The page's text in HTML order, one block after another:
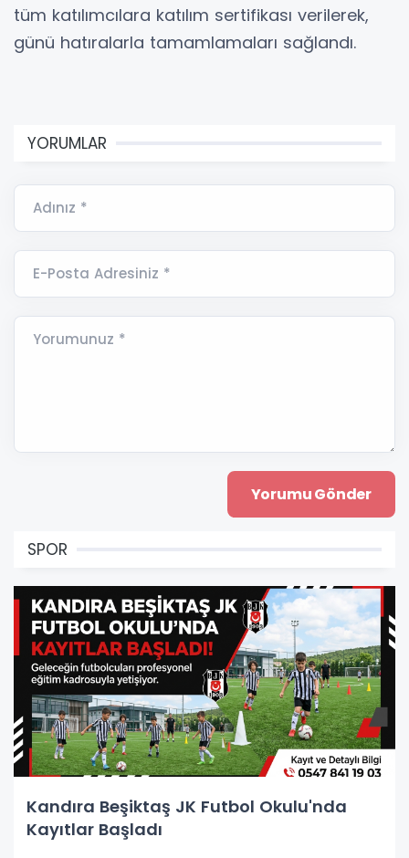
tüm katılımcılara katılım sertifikası verilerek,
günü hatıralarla tamamlamaları sağlandı.
YORUMLAR
Adınız *
E-Posta Adresiniz *
Yorumunuz *
SPOR
Kandıra Beşiktaş JK Futbol Okulu'nda
Kayıtlar Başladı